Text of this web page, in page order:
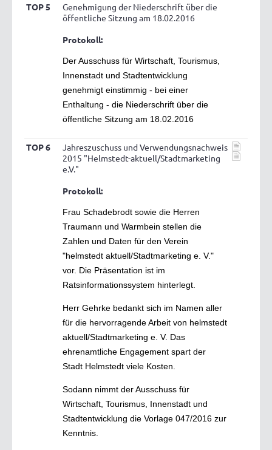
TOP 5
Genehmigung der Niederschrift über die
öffentliche Sitzung am 18.02.2016
Protokoll:
Der Ausschuss für Wirtschaft, Tourismus,
Innenstadt und Stadtentwicklung
genehmigt einstimmig - bei einer
Enthaltung - die Niederschrift über die
öffentliche Sitzung am 18.02.2016
TOP 6
Jahreszuschuss und Verwendungsnachweis
2015 "Helmstedt-aktuell/Stadtmarketing
e.V."
Protokoll:
Frau Schadebrodt sowie die Herren
Traumann und Warmbein stellen die
Zahlen und Daten für den Verein
"helmstedt aktuell/Stadtmarketing e. V."
vor. Die Präsentation ist im
Ratsinformationssystem hinterlegt.
Herr Gehrke bedankt sich im Namen aller
für die hervorragende Arbeit von helmstedt
aktuell/Stadtmarketing e. V. Das
ehrenamtliche Engagement spart der
Stadt Helmstedt viele Kosten.
Sodann nimmt der Ausschuss für
Wirtschaft, Tourismus, Innenstadt und
Stadtentwicklung die Vorlage 047/2016 zur
Kenntnis.